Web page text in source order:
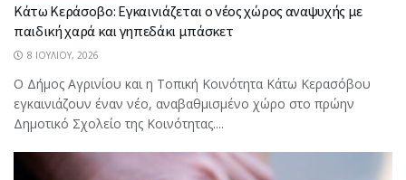
Κάτω Κεράσοβο: Εγκαινιάζεται ο νέος χώρος αναψυχής με
παιδική χαρά και γηπεδάκι μπάσκετ
8 ΙΟΥΛΊΟΥ, 2026
Ο Δήμος Αγρινίου και η Τοπική Κοινότητα Κάτω Κερασόβου
εγκαινιάζουν έναν νέο, αναβαθμισμένο χώρο στο πρώην
Δημοτικό Σχολείο της Κοινότητας....